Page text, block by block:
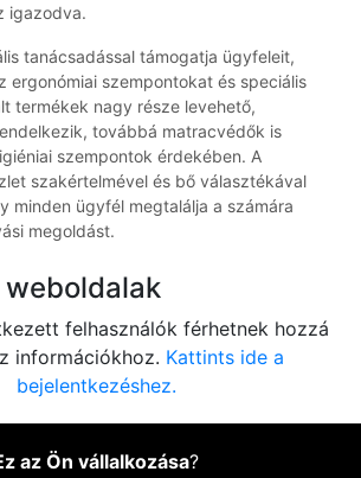
igazodva.
tanácsadással támogatja ügyfeleit,
ergonómiai szempontokat és speciális
termékek nagy része levehető,
továbbá matracvédők is
szempontok érdekében. A
szakértelmével és bő választékával
minden ügyfél megtalálja a számára
megoldást.
felhasználók férhetnek hozzá
információkhoz. Kattints ide a
bejelentkezéshez.
az Ön vállalkozása?